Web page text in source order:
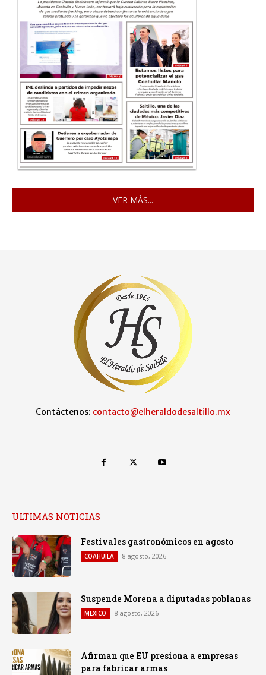
VER MÁS...
Contáctenos: contacto@elheraldodesaltillo.mx
ULTIMAS NOTICIAS
Festivales gastronómicos en agosto
COAHUILA 8 agosto, 2026
Suspende Morena a diputadas poblanas
MEXICO 8 agosto, 2026
Afirman que EU presiona a empresas
para fabricar armas